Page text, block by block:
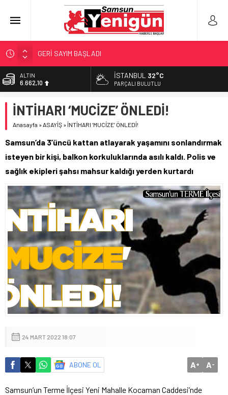
GERİ SAYIM BAŞLADI
SAMSUNSPOR’DA HEDEF 5’İNCİLİK!
‘BAFRA’YA YATIRIM YAPIN!’
YÖNETİCİ SEÇERKEN YAPILAN EN BÜYÜK HATALAR
ALTIN
6.662,10
13.779,39
DOLAR
55,1824
İSTANBUL 32°C
PARÇALI BULUTLU
İNTİHARI ‘MUCİZE’ ÖNLEDİ!
Anasayfa »ASAYİŞ » İNTİHARI ‘MUCİZE’ ÖNLEDİ!
Samsun’da 3’üncü kattan atlayarak yaşamını sonlandırmak
isteyen bir kişi, balkon korkuluklarında asılı kaldı. Polis ve
sağlık ekipleri şahsı mahsur kaldığı yerden kurtardı
24 MART 2022 18:07
ABONE OL A+ A-
Samsun’un Terme İlçesi Yeni Mahalle Kocaman Caddesi’nde